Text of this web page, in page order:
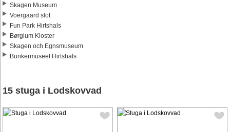
Skagen Museum
Voergaard slot
Fun Park Hirtshals
Børglum Kloster
Skagen och Egnsmuseum
Bunkermuseet Hirtshals
15 stuga i Lodskovvad